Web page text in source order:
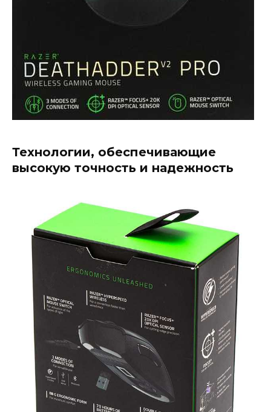
Технологии, обеспечивающие
высокую точность и надежность